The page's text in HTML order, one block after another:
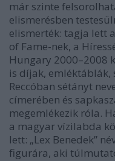
már szinte
elismerésben
elismerték: tagja lett
of Fame-nek, a
Hungary 2000–2008
is díjak, emléktáblák,
Reccóban sétányt
címerében és
megemlékezik róla.
a magyar vízilabda
lett: „Lex Benedek”
figurára, aki